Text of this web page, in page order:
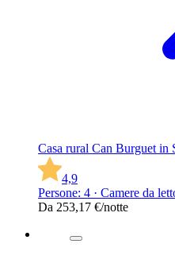
Casa rural Can Burguet in
4,9
Persone: 4 · Camere da
Da 253,17 €/notte